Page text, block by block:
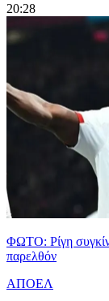
20:28
ΦΩΤΟ: Ρίγη
παρελθόν
ΑΠΟΕΛ